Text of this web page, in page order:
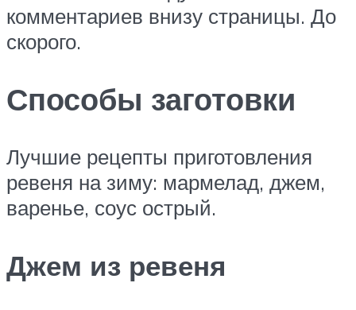
комментариев внизу страницы. До
скорого.
Способы заготовки
Лучшие рецепты приготовления
ревеня на зиму: мармелад, джем,
варенье, соус острый.
Джем из ревеня